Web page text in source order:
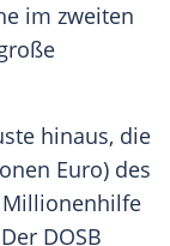
im zweiten
hinaus, die
Euro) des
DOSB